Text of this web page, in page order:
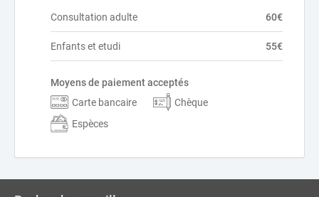
Consultation adulte 60€
Enfants et etudi 55€
Moyens de paiement acceptés
Carte bancaire
Chèque
Espèces